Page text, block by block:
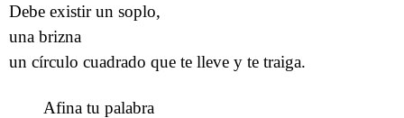
Debe existir un soplo,
una brizna
un círculo cuadrado que te lleve y te traiga.
Afina tu palabra